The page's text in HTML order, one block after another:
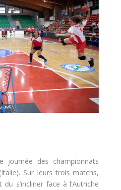
journée des championnats
Sur leurs trois matchs,
s’incliner face à l’Autriche